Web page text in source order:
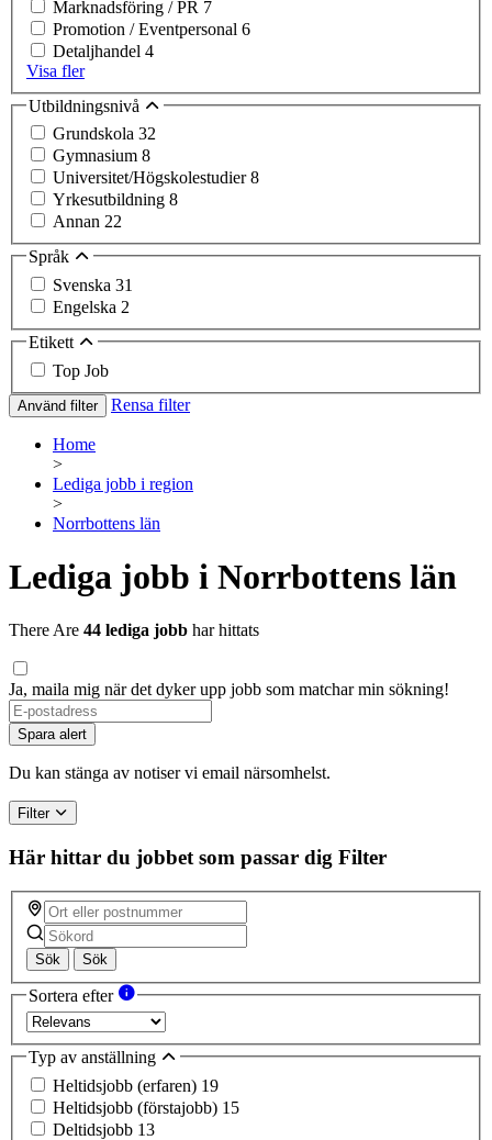
Marknadsföring / PR 7
Promotion / Eventpersonal 6
Detaljhandel 4
Visa fler
Utbildningsnivå
Grundskola 32
Gymnasium 8
Universitet/Högskolestudier8
Yrkesutbildning 8
Annan 22
Språk
Svenska 31
Engelska 2
Etikett
Top Job
Använd filter Rensa filter
Home
>
Lediga jobb i region
>
Norrbottens län
Lediga jobb i Norrbottens län
There Are 44 lediga jobb har hittats
Ja, maila mig när det dyker upp jobb som matchar min sökning!
Spara alert
Du kan stänga av notiser vi email närsomhelst.
Filter
Här hittar du jobbet som passar dig Filter
Sök Sök
Sortera efter
Typ av anställning
Heltidsjobb (erfaren) 19
Heltidsjobb (förstajobb) 15
Deltidsjobb 13